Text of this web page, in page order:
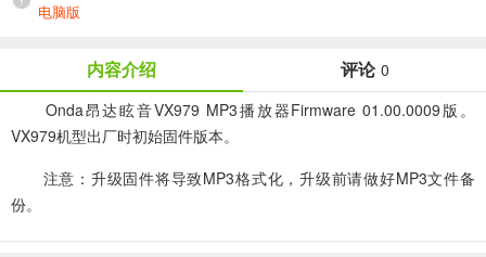
电脑版
内容介绍 评论 0
Onda昂达眩音VX979 MP3播放器Firmware 01.00.0009版。
VX979机型出厂时初始固件版本。
注意：升级固件将导致MP3格式化，升级前请做好MP3文件备
份。